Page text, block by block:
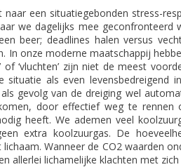
naar een situatiegebonden stress-
we dagelijks mee
beer; deadlines halen versus
In onze moderne maatschappij
of ‘vluchten’ zijn niet de meest
situatie als even
gevolg van de dreiging wel
door effectief weg te
heeft. We ademen veel
extra koolzuurgas. De
Wanneer de CO2 waarden
allerlei lichamelijke klachten met